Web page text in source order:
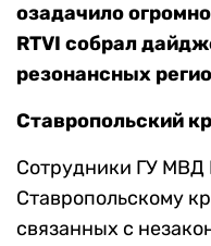
озадачило
RTVI собрал
резонансных
Ставропольский
Сотрудники ГУ МВД
Ставропольскому
связанных с